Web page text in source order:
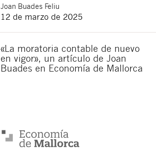
Joan Buades Feliu
12 de marzo de 2025
«La moratoria contable de nuevo
en vigor», un artículo de Joan
Buades en Economía de Mallorca